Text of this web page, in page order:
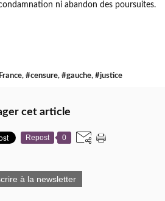
ni abandon des poursuites.
, #censure, #gauche, #justice
cet article
Repost 0
à la newsletter